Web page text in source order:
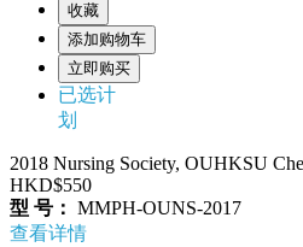
收藏
添加购物车
立即购买
已选计
划
2018 Nursing Society, OUHKSU
HKD$550
型 号： MMPH-OUNS-2017
查看详情